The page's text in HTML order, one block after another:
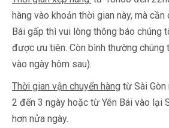
hàng vào khoản thời gian này, mà cần
Bái gấp thì vui lòng thông báo chúng
được ưu tiên. Còn bình thường chúng
vào ngày hôm sau).
Thời gian vận chuyển hàng từ Sài Gòn
2 đến 3 ngày hoặc từ Yên Bái vào lại
hơn nửa ngày.